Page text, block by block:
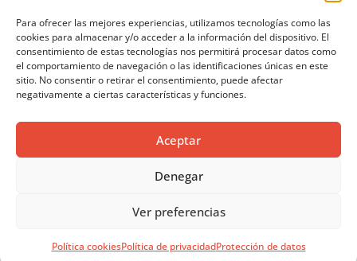
Para ofrecer las mejores experiencias, utilizamos tecnologías como las
cookies para almacenar y/o acceder a la información del dispositivo. El
consentimiento de estas tecnologías nos permitirá procesar datos como
el comportamiento de navegación o las identificaciones únicas en este
sitio. No consentir o retirar el consentimiento, puede afectar
negativamente a ciertas características y funciones.
Aceptar
Denegar
Ver preferencias
Política cookiesPolítica de privacidadProtección de datos
imperfecta, natural y amable.
Es el material que mejor
representa la estética japonesa
wabi-sabi, combinación de
intimidad natural, ingenuidad y
calidez. Las arcillas nos regalan
colores variados para
convertirlos en pinturas de
arcilla, con acabado mate y
uniforme y cuando les
añadimos sílices los
convertimos en pinturas con
solución natural para la